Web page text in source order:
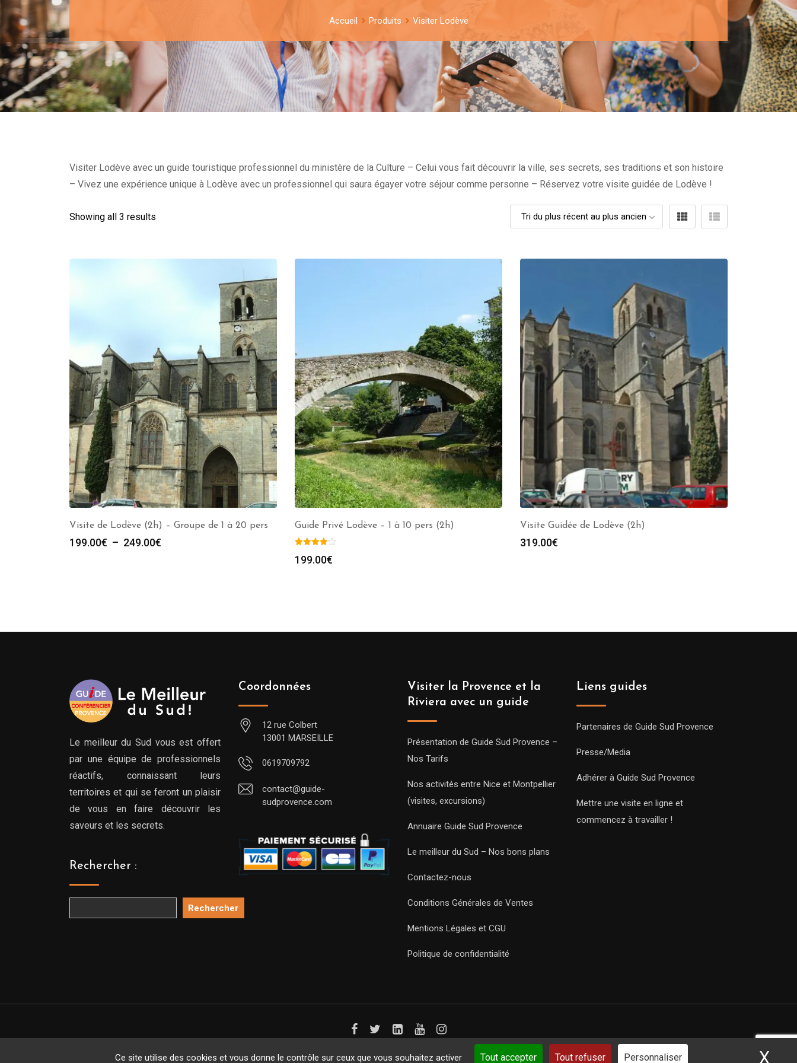
Ce site utilise des cookies et vous donne le contrôle sur ceux que vous souhaitez activer Tout accepter Tout refuser Personnaliser X
Accueil Produits Visiter Lodève
Visiter Lodève avec un guide touristique professionnel du ministère de la Culture – Celui vous fait découvrir la ville, ses secrets, ses traditions et son histoire
– Vivez une expérience unique à Lodève avec un professionnel qui saura égayer votre séjour comme personne – Réservez votre visite guidée de Lodève !
Showing all 3 results
Visite de Lodève (2h) – Groupe de 1 à 20 pers
199.00€ – 249.00€
Guide Privé Lodève – 1 à 10 pers (2h)
199.00€
Visite Guidée de Lodève (2h)
319.00€
Le meilleur du Sud vous est offert
par une équipe de professionnels
réactifs, connaissant leurs
territoires et qui se feront un plaisir
de vous en faire découvrir les
saveurs et les secrets.
Rechercher :
Rechercher
Coordonnées
12 rue Colbert
13001 MARSEILLE
0619709792
contact@guide-
sudprovence.com
Visiter la Provence et la
Riviera avec un guide
Présentation de Guide Sud Provence –
Nos Tarifs
Nos activités entre Nice et Montpellier
(visites, excursions)
Annuaire Guide Sud Provence
Le meilleur du Sud – Nos bons plans
Contactez-nous
Conditions Générales de Ventes
Mentions Légales et CGU
Politique de confidentialité
Liens guides
Partenaires de Guide Sud Provence
Presse/Media
Adhérer à Guide Sud Provence
Mettre une visite en ligne et
commencez à travailler !
Copyright Guides 2021. Tous droits réservés.Développement web sur mesurepar iSoluce